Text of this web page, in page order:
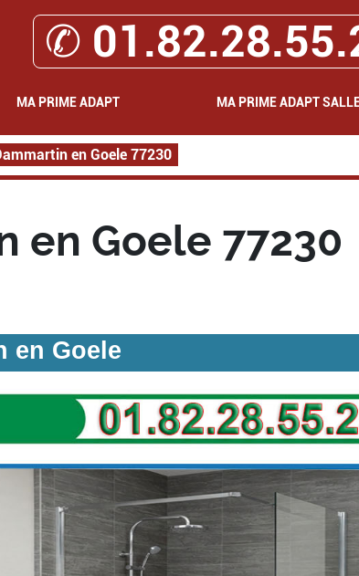
✆
MA PRIME ADAPT MA PRIME ADAPT
en Goele 77230
en Goele 77230
en Goele